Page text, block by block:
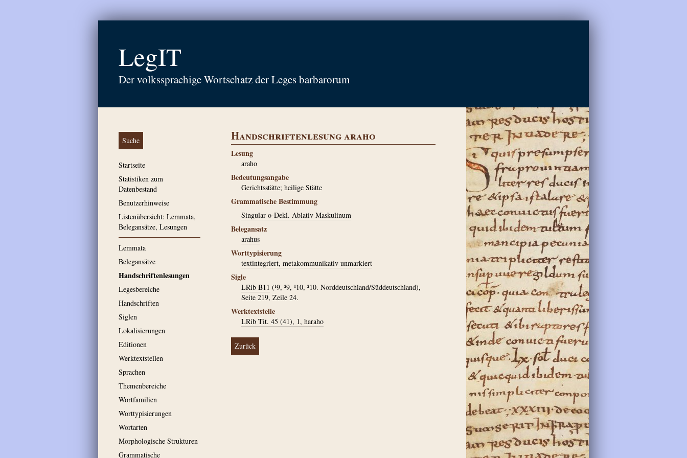
LegIT
Der volkssprachige Wortschatz der Leges barbarorum
Suche
Startseite
Statistiken zum
Datenbestand
Benutzerhinweise
Listenübersicht: Lemmata,
Belegansätze, Lesungen
Lemmata
Belegansätze
Handschriftenlesungen
Legesbereiche
Handschriften
Siglen
Lokalisierungen
Editionen
Werktextstellen
Sprachen
Themenbereiche
Wortfamilien
Worttypisierungen
Wortarten
Morphologische Strukturen
Grammatische
Handschriftenlesung araho
Lesung
araho
Bedeutungsangabe
Gerichtsstätte; heilige Stätte
Grammatische Bestimmung
Singular o-Dekl. Ablativ Maskulinum
Belegansatz
arahus
Worttypisierung
textintegriert, metakommunikativ unmarkiert
Sigle
LRib B11 (¹9, ²9, ¹10, ²10. Norddeutschland/Süddeutschland),
Seite 219, Zeile 24.
Werktextstelle
LRib Tit. 45 (41), 1, haraho
Zurück